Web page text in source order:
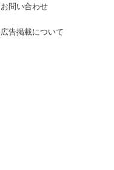
お問い合わせ
広告掲載について